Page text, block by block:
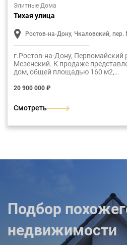
Элитные Дома
Тихая улица
Ростов-на-Дону, Чкаловский, пер.
г.Ростов-на-Дону, Первомайский
Мезенский. К продаже
дом, общей площадью 160 м2,
м2.
20 900 000 ₽
Смотреть
Подбор
недвижимости